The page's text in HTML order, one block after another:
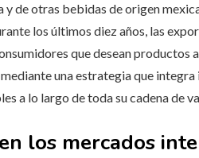
y de otras bebidas de origen
los últimos diez años, las
que desean productos
una estrategia que
a lo largo de toda su cadena de
los mercados